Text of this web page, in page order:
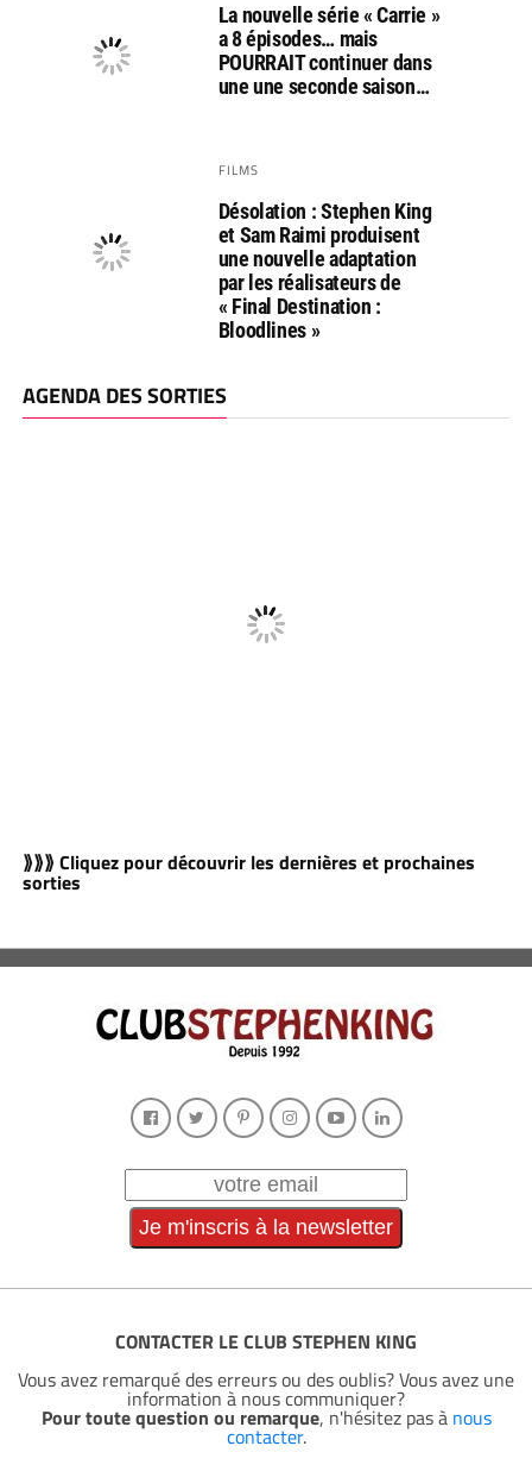
La nouvelle série « Carrie »
a 8 épisodes… mais
POURRAIT continuer dans
une une seconde saison…
FILMS
Désolation : Stephen King
et Sam Raimi produisent
une nouvelle adaptation
par les réalisateurs de
« Final Destination :
Bloodlines »
AGENDA DES SORTIES
⟫⟫⟫ Cliquez pour découvrir les dernières et prochaines
sorties
CONTACTER LE CLUB STEPHEN KING
Vous avez remarqué des erreurs ou des oublis? Vous avez une
information à nous communiquer?
Pour toute question ou remarque, n'hésitez pas à nous
contacter.